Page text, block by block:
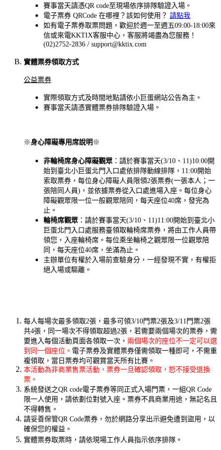
賽事當天請憑QR code至現場依序排隊驗證入場。
電子票券 QRCode 在哪裡？該如何使用？ 請點我
如有電子票券取票問題，歡迎於週一至週五09:00-18:00來
信或來電KKTIX客服中心，客服將竭盡為您服務！
(02)2752-2836 / support@kktix.com
實體票券領取方式
公益票券
實際領取方式及時間地點請依小巨蛋網站公告為主 。
賽事當天請憑實體票券排隊驗證入場。
※身心障礙專用席說明 ※
非輪椅席身心障礙觀眾 ：請於賽事當天(3/10、11)10:00開
始到臺北小巨蛋北門入口處依排隊動線排隊，11:00開始
索取票券，每位身心障礙人員限領2張票券(一張本人；一
張陪同人員)，並依據票券從入口處進場入座。每位身心
障礙觀眾限一位一般觀眾陪同，每天座位40席，發完為
止。
輪椅席觀眾 ：請於賽事當天(3/10、11)11:00開始到臺北小
巨蛋北門入口處服務臺領取輪椅席票券，將由工作人員帶
領您，入座輪椅席。每位乘坐輪椅之觀眾限一位觀眾陪
同，每天座位40席，坐滿為止。
主辦單位有權於入場前查驗身分，一經發現不實，有權拒
絕入場或驅離。
每人每場次最多領取2張，最多可領3/10門票2張及3/11門票2張
共4張，同一場次不得領取超過2張，若需要兩個場次的票券，需
要進入每個活動頁面各領取一次， 兩個場次的座位不一定可以選
到同一個座位。 電子票券及實體票券僅需領取一種即可，不需重
複領取，當日票券均可觀賞當天所有比賽。
本活動為非商業售票活動，票券一旦確認領取，恕不接受退換
票。
系統發送之QR code電子票券等同正式入場門票，一組QR Code
限一人使用，請依劃位對號入座。票券不具商業用途，無記名且
不得轉售。
請妥善保管QR Code票券，勿於網路分享出示避免遭到盜用，以
確保您的權益。
實體票券取票時，請依現場工作人員指示依序排隊。